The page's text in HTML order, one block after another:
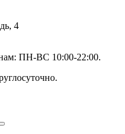
4
ПН-ВС 10:00-22:00.